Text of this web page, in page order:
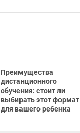
Преимущества
дистанционного
обучения: стоит ли
выбирать этот формат
для вашего ребенка